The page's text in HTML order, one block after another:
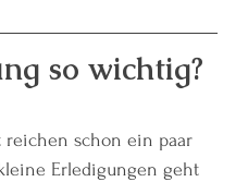
so wichtig?
reichen schon ein paar
Erledigungen geht